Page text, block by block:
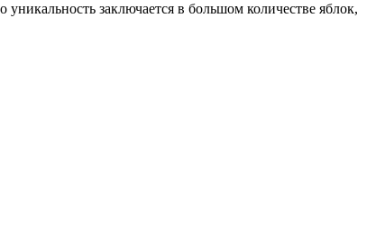
заключается в большом количестве яблок,